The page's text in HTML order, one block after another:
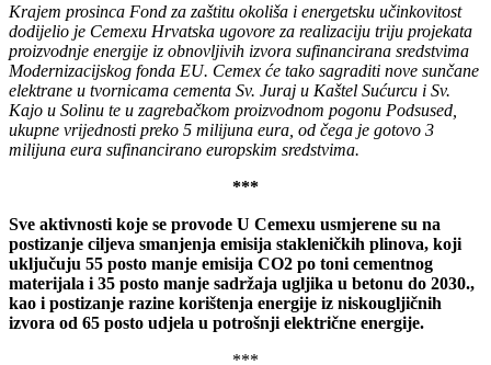
Krajem prosinca Fond za zaštitu okoliša i energetsku učinkovitost
dodijelio je Cemexu Hrvatska ugovore za realizaciju triju projekata
proizvodnje energije iz obnovljivih izvora sufinancirana sredstvima
Modernizacijskog fonda EU. Cemex će tako sagraditi nove sunčane
elektrane u tvornicama cementa Sv. Juraj u Kaštel Sućurcu i Sv.
Kajo u Solinu te u zagrebačkom proizvodnom pogonu Podsused,
ukupne vrijednosti preko 5 milijuna eura, od čega je gotovo 3
milijuna eura sufinancirano europskim sredstvima.
***
Sve aktivnosti koje se provode U Cemexu usmjerene su na
postizanje ciljeva smanjenja emisija stakleničkih plinova, koji
uključuju 55 posto manje emisija CO2 po toni cementnog
materijala i 35 posto manje sadržaja ugljika u betonu do 2030.,
kao i postizanje razine korištenja energije iz niskougljičnih
izvora od 65 posto udjela u potrošnji električne energije.
***